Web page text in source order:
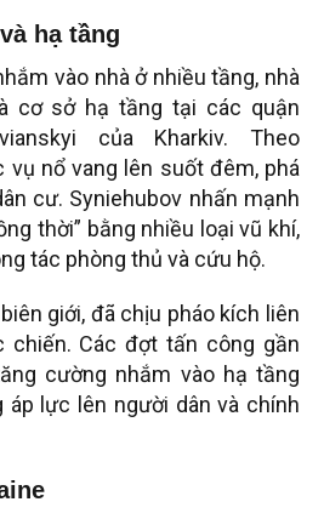
hạ tầng
vào nhà ở nhiều tầng, nhà
cơ sở hạ tầng tại các quận
của Kharkiv. Theo
vụ nổ vang lên suốt đêm, phá
cư. Syniehubov nhấn mạnh
thời” bằng nhiều loại vũ khí,
tác phòng thủ và cứu hộ.
giới, đã chịu pháo kích liên
Các đợt tấn công gần
cường nhắm vào hạ tầng
áp lực lên người dân và chính